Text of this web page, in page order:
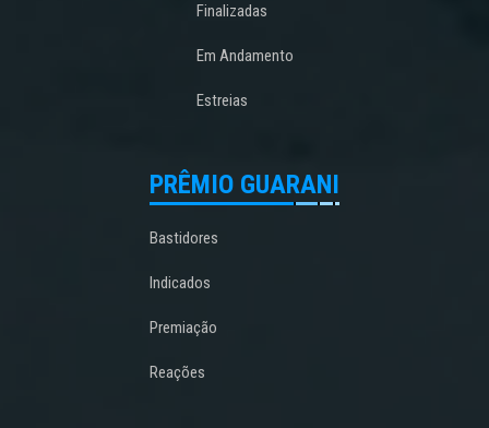
Finalizadas
Em Andamento
Estreias
PRÊMIO GUARANI
Bastidores
Indicados
Premiação
Reações